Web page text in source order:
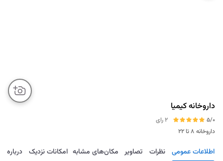
داروخانه کیمیا
5/0
2 رای
داروخانه ۸ تا ۲۲
مسیریابی ذخیره ارسال اطلاعات عمومی نظرات تصاویر مکان‌های مشابه امکانات نزدیک درباره